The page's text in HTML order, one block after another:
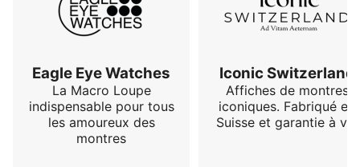
Eagle Eye Watches
La Macro Loupe
indispensable pour tous
les amoureux des
montres
Iconic Switzerland
Affiches de montres
iconiques. Fabriqué en
Suisse et garantie à vie